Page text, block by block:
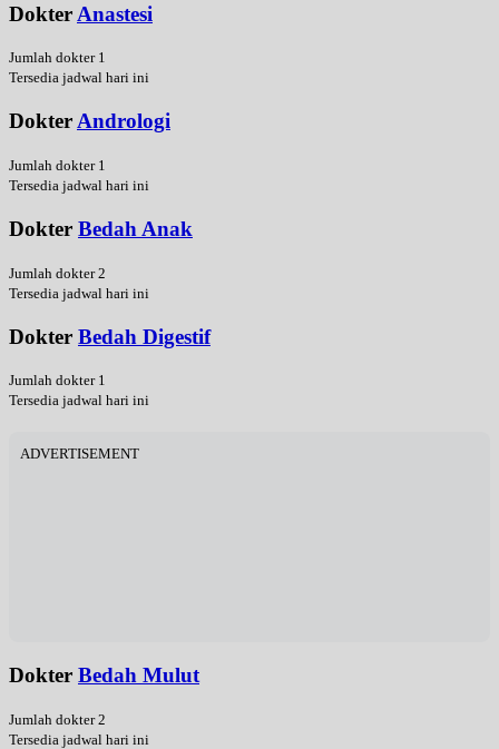
Dokter Anastesi
Jumlah dokter 1
Tersedia jadwal hari ini
DokterAndrologi
Jumlah dokter 1
Tersedia jadwal hari ini
Dokter Bedah Anak
Jumlah dokter 2
Tersedia jadwal hari ini
Dokter Bedah Digestif
Jumlah dokter 1
Tersedia jadwal hari ini
ADVERTISEMENT
Dokter Bedah Mulut
Jumlah dokter 2
Tersedia jadwal hari ini